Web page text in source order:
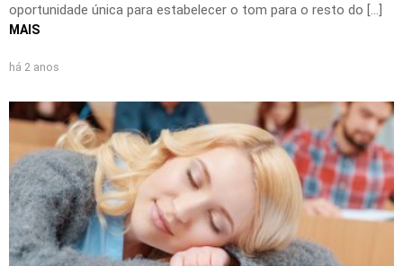
oportunidade única para estabelecer o tom para o resto do […]
MAIS
há 2 anos